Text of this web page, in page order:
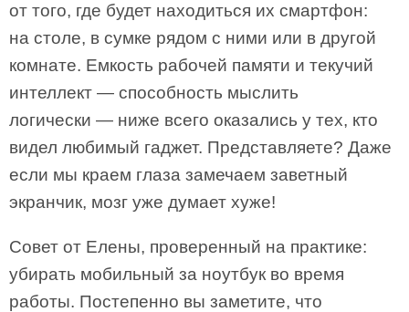
от того, где будет находиться их смартфон:
на столе, в сумке рядом с ними или в другой
комнате. Емкость рабочей памяти и текучий
интеллект — способность мыслить
логически — ниже всего оказались у тех, кто
видел любимый гаджет. Представляете? Даже
если мы краем глаза замечаем заветный
экранчик, мозг уже думает хуже!
Совет от Елены, проверенный на практике:
убирать мобильный за ноутбук во время
работы. Постепенно вы заметите, что